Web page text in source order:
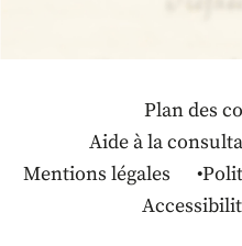
Plan des
Aide à la
Mentions légales